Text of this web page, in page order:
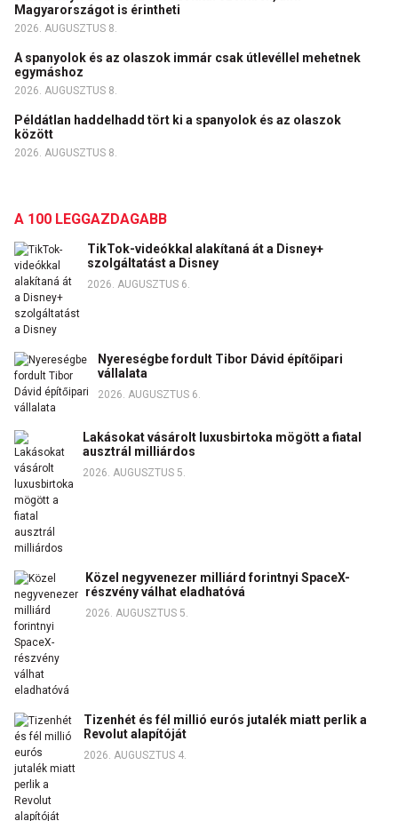
Magyarországot is érintheti
2026. AUGUSZTUS 8.
A spanyolok és az olaszok immár csak útlevéllel mehetnek
egymáshoz
2026. AUGUSZTUS 8.
Példátlan haddelhadd tört ki a spanyolok és az olaszok
között
2026. AUGUSZTUS 8.
A 100 LEGGAZDAGABB
TikTok-videókkal alakítaná át a Disney+
szolgáltatást a Disney
2026. AUGUSZTUS 6.
Nyereségbe fordult Tibor Dávid építőipari
vállalata
2026. AUGUSZTUS 6.
Lakásokat vásárolt luxusbirtoka mögött a fiatal
ausztrál milliárdos
2026. AUGUSZTUS 5.
Közel negyvenezer milliárd forintnyi SpaceX-
részvény válhat eladhatóvá
2026. AUGUSZTUS 5.
Tizenhét és fél millió eurós jutalék miatt perlik a
Revolut alapítóját
2026. AUGUSZTUS 4.